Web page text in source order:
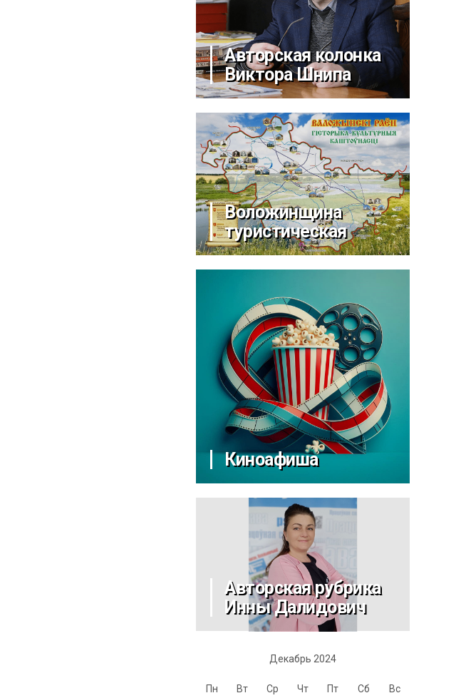
Авторская колонка
Виктора Шнипа
Воложинщина
туристическая
Киноафиша
Авторская рубрика
Инны Далидович
Декабрь 2024
Пн Вт Ср Чт Пт Сб Вс